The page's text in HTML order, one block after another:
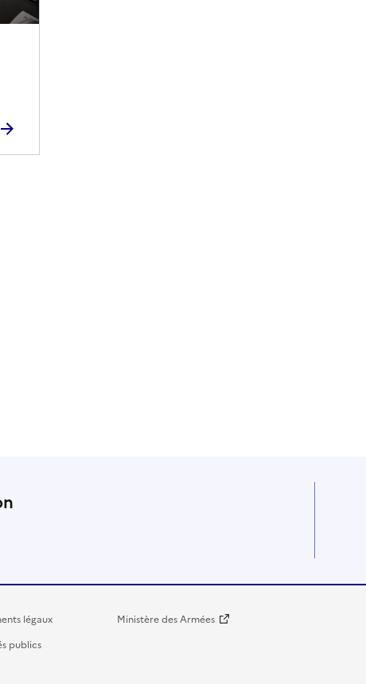
légaux
publics
Ministère des Armées